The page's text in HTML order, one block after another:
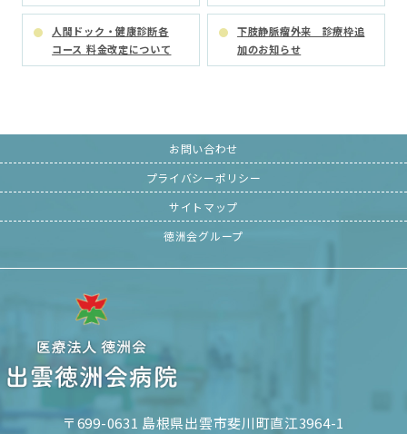
人間ドック・健康診断各
コース 料金改定について
下肢静脈瘤外来 診療枠追
加のお知らせ
お問い合わせ
プライバシーポリシー
サイトマップ
徳洲会グループ
〒699-0631 島根県出雲市斐川町直江3964-1